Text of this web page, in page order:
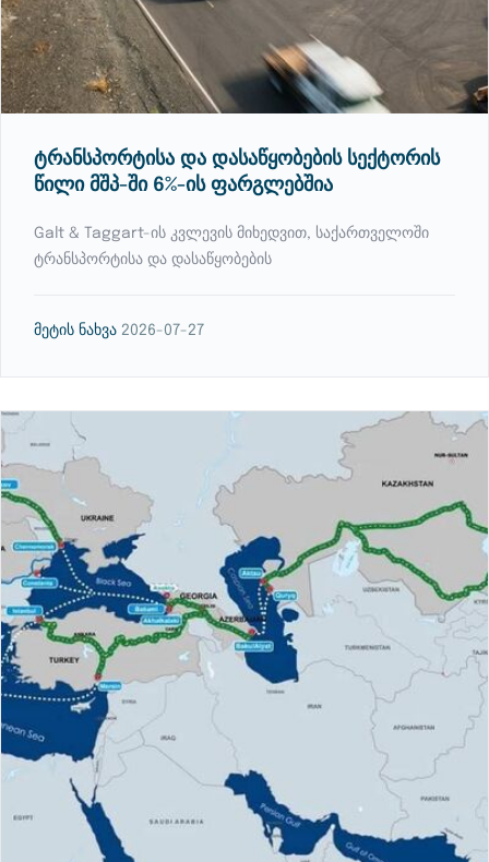
ტრანსპორტისა და დასაწყობების სექტორის
წილი მშპ-ში 6%-ის ფარგლებშია
Galt & Taggart-ის კვლევის მიხედვით, საქართველოში
ტრანსპორტისა და დასაწყობების
მეტის ნახვა 2026-07-27